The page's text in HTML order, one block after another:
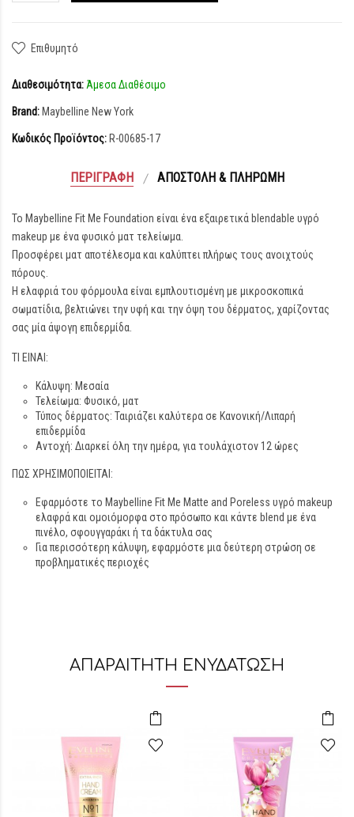
Επιθυμητό
Διαθεσιμότητα: Άμεσα Διαθέσιμο
Brand: Maybelline New York
Κωδικός Προϊόντος: R-00685-17
ΠΕΡΙΓΡΑΦΉ ΑΠΟΣΤΟΛΉ & ΠΛΗΡΩΜΉ
Το Maybelline Fit Me Foundation είναι ένα εξαιρετικά blendable υγρό
makeup με ένα φυσικό ματ τελείωμα.
Προσφέρει ματ αποτέλεσμα και καλύπτει πλήρως τους ανοιχτούς
πόρους.
Η ελαφριά του φόρμουλα είναι εμπλουτισμένη με μικροσκοπικά
σωματίδια, βελτιώνει την υφή και την όψη του δέρματος, χαρίζοντας
σας μία άψογη επιδερμίδα.
ΤΙ ΕΙΝΑΙ:
Κάλυψη: Μεσαία
Τελείωμα: Φυσικό, ματ
Τύπος δέρματος: Ταιριάζει καλύτερα σε Κανονική/Λιπαρή
επιδερμίδα
Αντοχή: Διαρκεί όλη την ημέρα, για τουλάχιστον 12 ώρες
ΠΩΣ ΧΡΗΣΙΜΟΠΟΙΕΙΤΑΙ:
Εφαρμόστε το Maybelline Fit Me Matte and Poreless υγρό makeup
ελαφρά και ομοιόμορφα στο πρόσωπο και κάντε blend με ένα
πινέλο, σφουγγαράκι ή τα δάκτυλα σας
Για περισσότερη κάλυψη, εφαρμόστε μια δεύτερη στρώση σε
προβληματικές περιοχές
ΑΠΑΡΑΙΤΗΤΗ ΕΝΥΔΑΤΩΣΗ